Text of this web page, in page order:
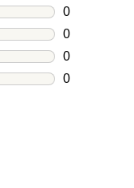
2
0
0
0
0
0
0
0